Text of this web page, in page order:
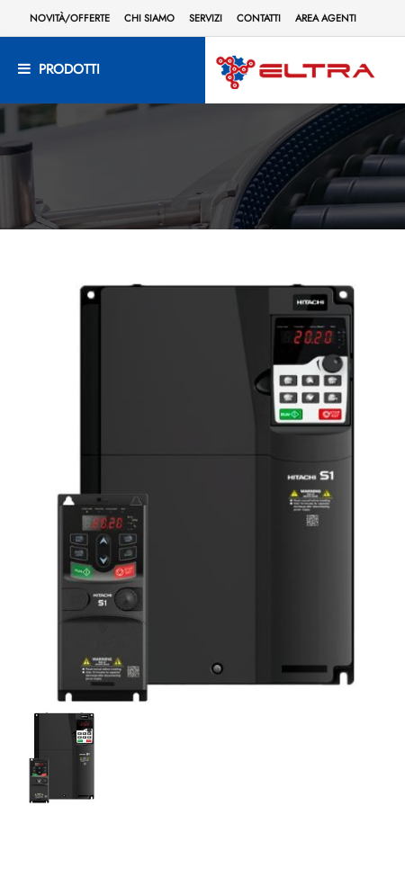
NOVITÀ/OFFERTE CHI SIAMO SERVIZI CONTATTI AREA AGENTI
PRODOTTI